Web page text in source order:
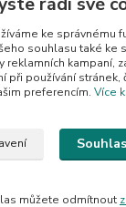
kopírovat ani
ke správnému
souhlasu také ke
reklamních kampaní,
při používání stránek,
preferencím. Více
můžete odmítnout